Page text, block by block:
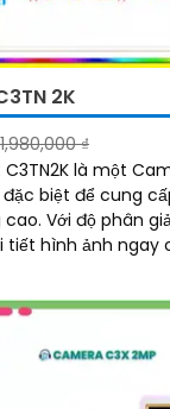
2K
1,980,000 ₫
là một
biệt để cung
đảm
tiết hình ảnh ngay